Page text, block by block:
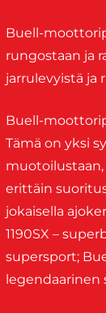
Buell-
rungostaan ja
jarrulevyistä ja
Buell-
Tämä on yksi
erittäin
jokaisella
1190SX –
supersport;
legendaarinen